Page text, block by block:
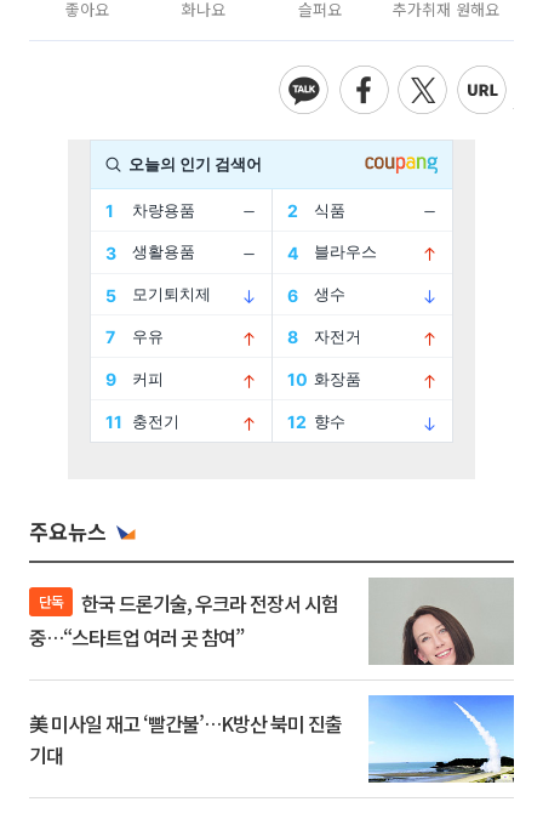
좋아요 화나요 슬퍼요 추가취재 원해요
주요뉴스
단독
중…“스타트업 여러 곳 참여”
美 미사일 재고 ‘빨간불’…K방산 북미 진출
기대